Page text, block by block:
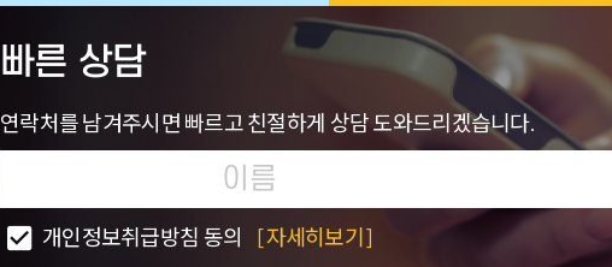
빠른 상담
연락처를 남겨주시면 빠르고 친절하게 상담 도와드리겠습니다.
개인정보취급방침 동의 [자세히보기]